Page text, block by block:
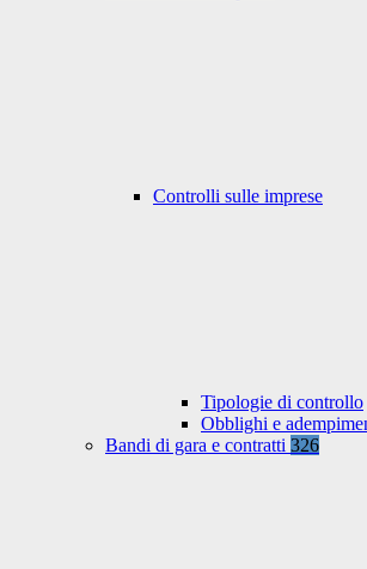
Controlli sulle imprese
Tipologie di controllo
Obblighi e
Bandi di gara e contratti 326